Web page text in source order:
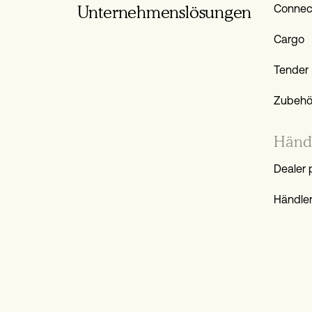
Unternehmens­lösungen
Cargo
Tender
Dealer